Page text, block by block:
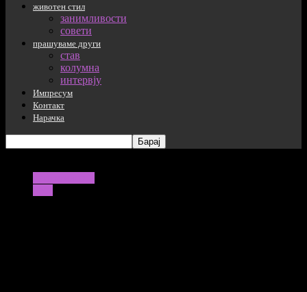
животен стил
занимливости
совети
прашуваме други
став
колумна
интервју
Импресум
Контакт
Нарачка